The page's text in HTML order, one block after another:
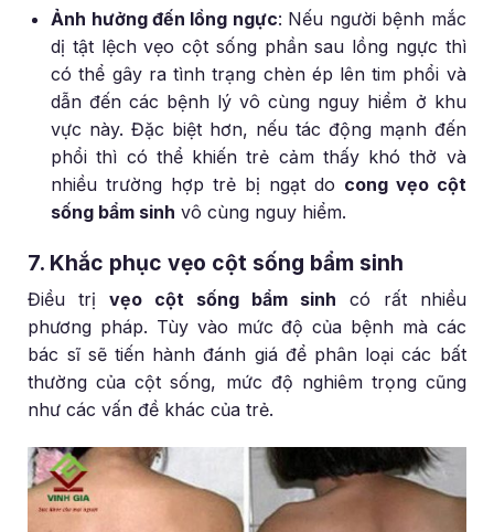
Ảnh hưởng đến lồng ngực: Nếu người bệnh mắc
dị tật lệch vẹo cột sống phần sau lồng ngực thì
có thể gây ra tình trạng chèn ép lên tim phổi và
dẫn đến các bệnh lý vô cùng nguy hiểm ở khu
vực này. Đặc biệt hơn, nếu tác động mạnh đến
phổi thì có thể khiến trẻ cảm thấy khó thở và
nhiều trường hợp trẻ bị ngạt do cong vẹo cột
sống bẩm sinh vô cùng nguy hiểm.
7. Khắc phục vẹo cột sống bẩm sinh
Điều trịvẹo cột sống bẩm sinh có rất nhiều
phương pháp. Tùy vào mức độ của bệnh mà các
bác sĩ sẽ tiến hành đánh giá để phân loại các bất
thường của cột sống, mức độ nghiêm trọng cũng
như các vấn đề khác của trẻ.